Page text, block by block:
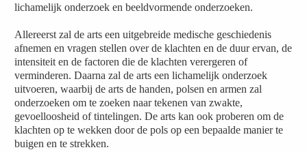
lichamelijk onderzoek en beeldvormende onderzoeken.
Allereerst zal de arts een uitgebreide medische geschiedenis
afnemen en vragen stellen over de klachten en de duur ervan, de
intensiteit en de factoren die de klachten verergeren of
verminderen. Daarna zal de arts een lichamelijk onderzoek
uitvoeren, waarbij de arts de handen, polsen en armen zal
onderzoeken om te zoeken naar tekenen van zwakte,
gevoelloosheid of tintelingen. De arts kan ook proberen om de
klachten op te wekken door de pols op een bepaalde manier te
buigen en te strekken.